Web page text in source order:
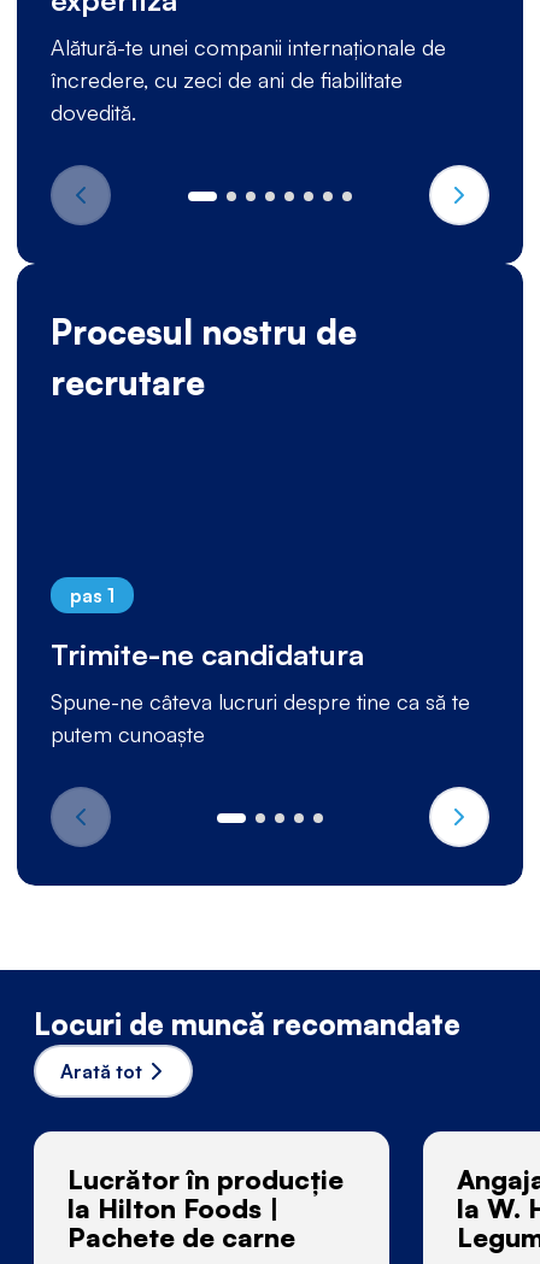
Alătură-te unei companii internaționale de
încredere, cu zeci de ani de fiabilitate
dovedită.
Procesul nostru de
recrutare
pas 1
Trimite-ne candidatura
Spune-ne câteva lucruri despre tine ca să te
putem cunoaște
Locuri de muncă recomandate
Arată tot
Lucrător în producție
la Hilton Foods |
Pachete de carne
la W.